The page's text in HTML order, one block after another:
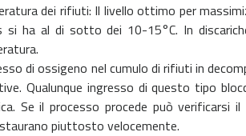
dei rifiuti: Il livello ottimo per
si ha al di sotto dei 10-15°C. In
di ossigeno nel cumulo di rifiuti in
Qualunque ingresso di questo tipo
Se il processo procede può verificarsi
piuttosto velocemente.